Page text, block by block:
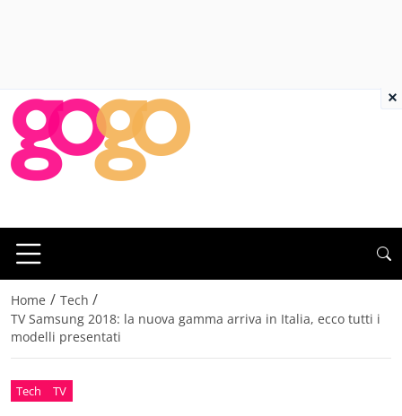
Home / Tech /
TV Samsung 2018: la nuova gamma arriva in Italia, ecco tutti i
modelli presentati
Tech TV
×